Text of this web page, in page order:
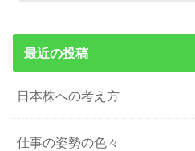
最近の投稿
日本株への考え方
仕事の姿勢の色々